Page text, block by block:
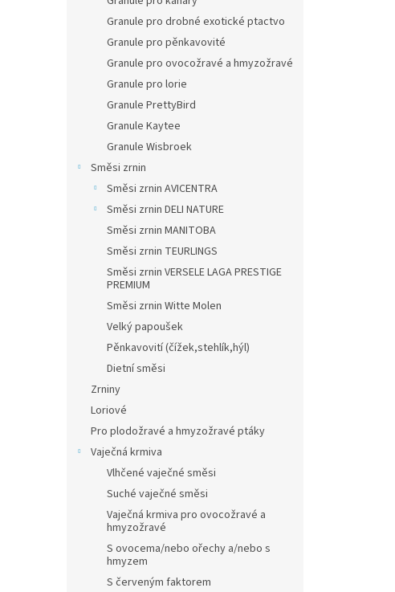
Granule pro drobné exotické ptactvo
Granule pro pěnkavovité
Granule pro ovocožravé a hmyzožravé
Granule pro lorie
Granule PrettyBird
Granule Kaytee
Granule Wisbroek
Směsi zrnin
Směsi zrnin AVICENTRA
Směsi zrnin DELI NATURE
Směsi zrnin MANITOBA
Směsi zrnin TEURLINGS
Směsi zrnin VERSELE LAGA PRESTIGE
PREMIUM
Směsi zrnin Witte Molen
Velký papoušek
Pěnkavovití (čížek,stehlík,hýl)
Dietní směsi
Zrniny
Loriové
Pro plodožravé a hmyzožravé ptáky
Vaječná krmiva
Vlhčené vaječné směsi
Suché vaječné směsi
Vaječná krmiva pro ovocožravé a
hmyzožravé
S ovocema/nebo ořechy a/nebo s
hmyzem
S červeným faktorem